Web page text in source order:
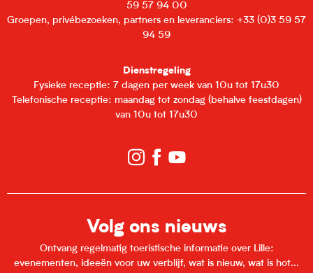
59 57 94 00
Groepen, privébezoeken, partners en leveranciers: +33 (0)3 59 57
94 59
Dienstregeling
Fysieke receptie: 7 dagen per week van 10u tot 17u30
Telefonische receptie: maandag tot zondag (behalve feestdagen)
van 10u tot 17u30
Volg ons nieuws
Ontvang regelmatig toeristische informatie over Lille:
evenementen, ideeën voor uw verblijf, wat is nieuw, wat is hot...